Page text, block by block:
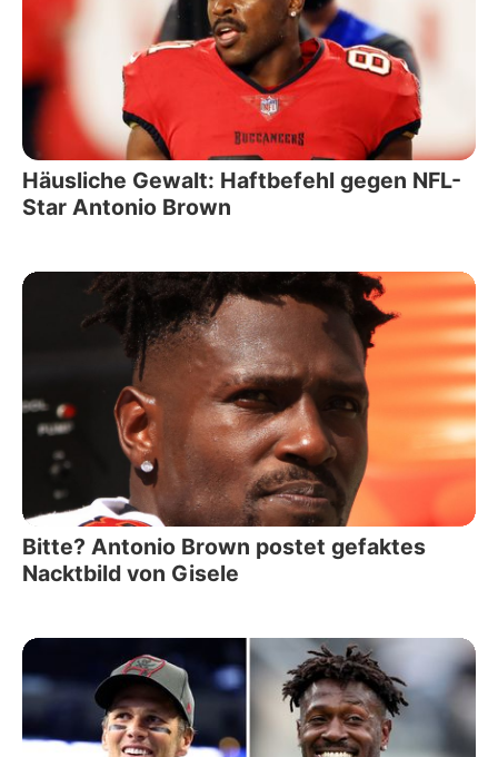
Häusliche Gewalt: Haftbefehl gegen NFL-
Star Antonio Brown
Bitte? Antonio Brown postet gefaktes
Nacktbild von Gisele